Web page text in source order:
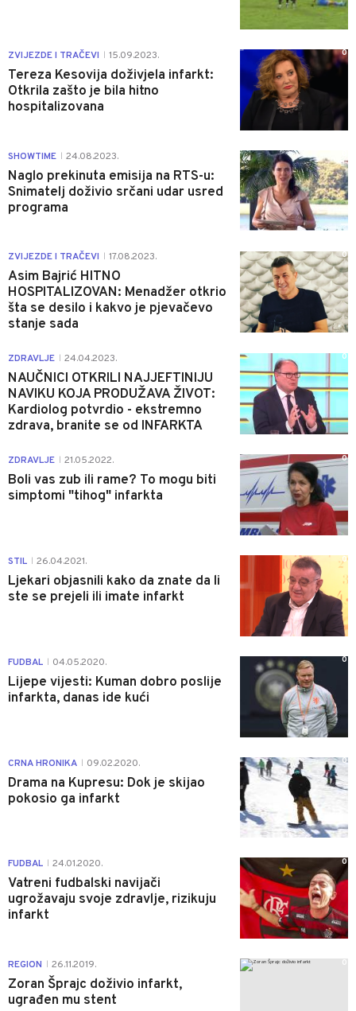
ZVIJEZDE I TRAČEVI 15.09.2023.
Tereza Kesovija doživjela infarkt:
Otkrila zašto je bila hitno
hospitalizovana
0
SHOWTIME 24.08.2023.
Naglo prekinuta emisija na RTS-u:
Snimatelj doživio srčani udar usred
programa
ZVIJEZDE I TRAČEVI 17.08.2023.
Asim Bajrić HITNO
HOSPITALIZOVAN: Menadžer otkrio
šta se desilo i kakvo je pjevačevo
stanje sada
0
ZDRAVLJE 24.04.2023.
NAUČNICI OTKRILI NAJJEFTINIJU
NAVIKU KOJA PRODUŽAVA ŽIVOT:
Kardiolog potvrdio - ekstremno
zdrava, branite se od INFARKTA
0
ZDRAVLJE 21.05.2022.
Boli vas zub ili rame? To mogu biti
simptomi "tihog" infarkta
0
STIL 26.04.2021.
Ljekari objasnili kako da znate da li
ste se prejeli ili imate infarkt
0
FUDBAL 04.05.2020.
Lijepe vijesti: Kuman dobro poslije
infarkta, danas ide kući
0
CRNA HRONIKA 09.02.2020.
Drama na Kupresu: Dok je skijao
pokosio ga infarkt
0
FUDBAL 24.01.2020.
Vatreni fudbalski navijači
ugrožavaju svoje zdravlje, rizikuju
infarkt
0
REGION 26.11.2019.
Zoran Šprajc doživio infarkt,
ugrađen mu stent
0